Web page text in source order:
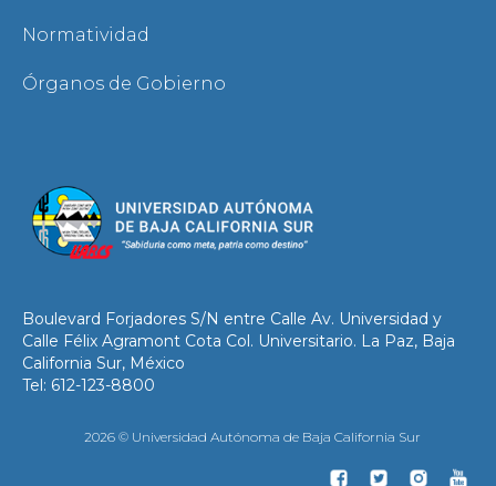
Normatividad
Órganos de Gobierno
Boulevard Forjadores S/N entre Calle Av. Universidad y
Calle Félix Agramont Cota Col. Universitario. La Paz, Baja
California Sur, México
Tel: 612-123-8800
2026 © Universidad Autónoma de Baja California Sur